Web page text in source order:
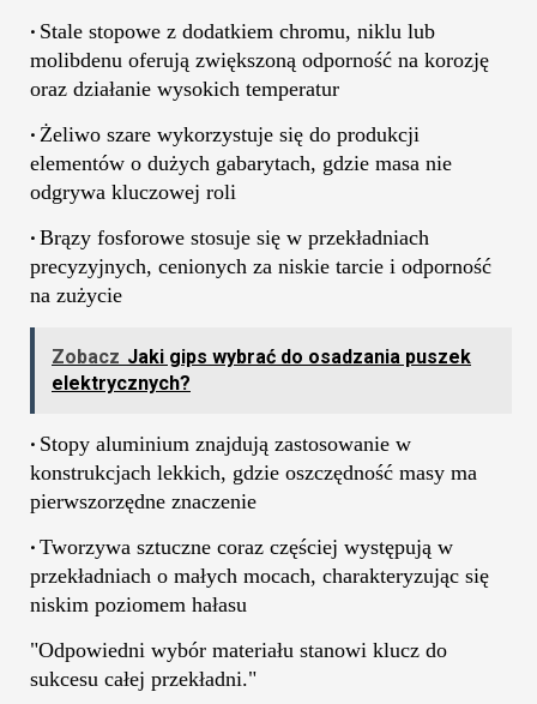
• Stale stopowe z dodatkiem chromu, niklu lub
molibdenu oferują zwiększoną odporność na korozję
oraz działanie wysokich temperatur
• Żeliwo szare wykorzystuje się do produkcji
elementów o dużych gabarytach, gdzie masa nie
odgrywa kluczowej roli
• Brązy fosforowe stosuje się w przekładniach
precyzyjnych, cenionych za niskie tarcie i odporność
na zużycie
Zobacz Jaki gips wybrać do osadzania puszek
elektrycznych?
• Stopy aluminium znajdują zastosowanie w
konstrukcjach lekkich, gdzie oszczędność masy ma
pierwszorzędne znaczenie
• Tworzywa sztuczne coraz częściej występują w
przekładniach o małych mocach, charakteryzując się
niskim poziomem hałasu
"Odpowiedni wybór materiału stanowi klucz do
sukcesu całej przekładni."